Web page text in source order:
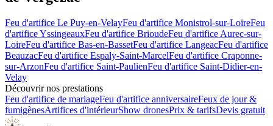
Feu d'artifice Le Puy-en-VelayFeu d'artifice Monistrol-sur-LoireFeu
d'artificeYssingeauxFeu d'artifice BrioudeFeu d'artifice Aurec-sur-
LoireFeu d'artifice Bas-en-BassetFeu d'artifice LangeacFeu d'artifice
BeauzacFeu d'artifice Espaly-Saint-MarcelFeu d'artifice Craponne-
sur-ArzonFeu d'artifice Saint-PaulienFeu d'artifice Saint-Didier-en-
Velay
Découvrir nos prestations
Feu d'artifice de mariageFeu d'artifice anniversaireFeux de jour &
fumigènesArtifices d'intérieurShow dronesPrix & tarifsDevis gratuit